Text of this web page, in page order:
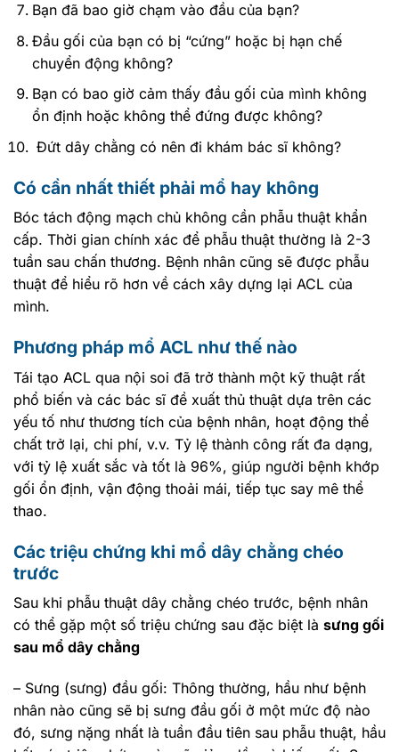
Bạn đã bao giờ chạm vào đầu của bạn?
Đầu gối của bạn có bị “cứng” hoặc bị hạn chế
chuyển động không?
Bạn có bao giờ cảm thấy đầu gối của mình không
ổn định hoặc không thể đứng được không?
Đứt dây chằng có nên đi khám bác sĩ không?
Có cần nhất thiết phải mổ hay không
Bóc tách động mạch chủ không cần phẫu thuật khẩn
cấp. Thời gian chính xác để phẫu thuật thường là 2-3
tuần sau chấn thương. Bệnh nhân cũng sẽ được phẫu
thuật để hiểu rõ hơn về cách xây dựng lại ACL của
mình.
Phương pháp mổ ACL như thế nào
Tái tạo ACL qua nội soi đã trở thành một kỹ thuật rất
phổ biến và các bác sĩ đề xuất thủ thuật dựa trên các
yếu tố như thương tích của bệnh nhân, hoạt động thể
chất trở lại, chi phí, v.v. Tỷ lệ thành công rất đa dạng,
với tỷ lệ xuất sắc và tốt là 96%, giúp người bệnh khớp
gối ổn định, vận động thoải mái, tiếp tục say mê thể
thao.
Các triệu chứng khi mổ dây chằng chéo
trước
Sau khi phẫu thuật dây chằng chéo trước, bệnh nhân
có thể gặp một số triệu chứng sau đặc biệt là sưng gối
sau mổ dây chằng
– Sưng (sưng) đầu gối: Thông thường, hầu như bệnh
nhân nào cũng sẽ bị sưng đầu gối ở một mức độ nào
đó, sưng nặng nhất là tuần đầu tiên sau phẫu thuật, hầu